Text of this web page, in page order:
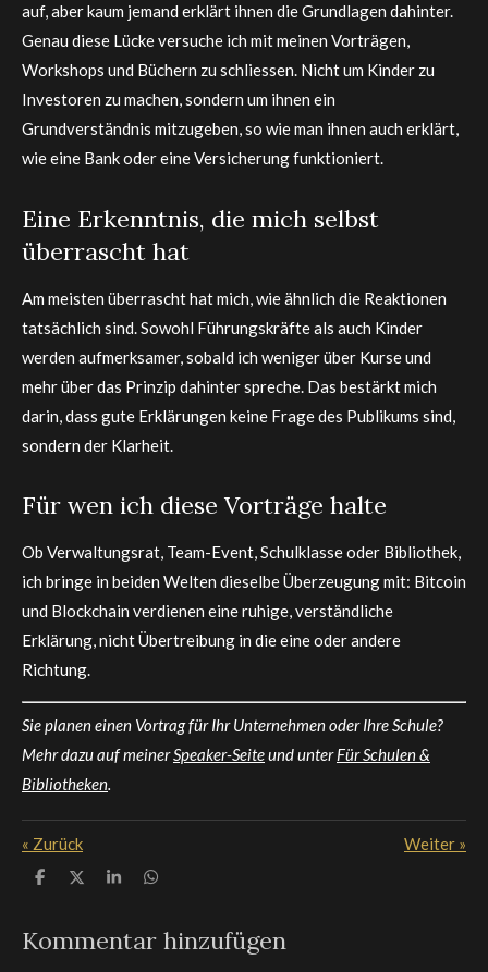
auf, aber kaum jemand erklärt ihnen die Grundlagen dahinter.
Genau diese Lücke versuche ich mit meinen Vorträgen,
Workshops und Büchern zu schliessen. Nicht um Kinder zu
Investoren zu machen, sondern um ihnen ein
Grundverständnis mitzugeben, so wie man ihnen auch erklärt,
wie eine Bank oder eine Versicherung funktioniert.
Eine Erkenntnis, die mich selbst
überrascht hat
Am meisten überrascht hat mich, wie ähnlich die Reaktionen
tatsächlich sind. Sowohl Führungskräfte als auch Kinder
werden aufmerksamer, sobald ich weniger über Kurse und
mehr über das Prinzip dahinter spreche. Das bestärkt mich
darin, dass gute Erklärungen keine Frage des Publikums sind,
sondern der Klarheit.
Für wen ich diese Vorträge halte
Ob Verwaltungsrat, Team-Event, Schulklasse oder Bibliothek,
ich bringe in beiden Welten dieselbe Überzeugung mit: Bitcoin
und Blockchain verdienen eine ruhige, verständliche
Erklärung, nicht Übertreibung in die eine oder andere
Richtung.
Sie planen einen Vortrag für Ihr Unternehmen oder Ihre Schule?
Mehr dazu auf meinerSpeaker-Seiteund unterFür Schulen &
Bibliotheken.
« Zurück Weiter »
T
e
T
e
T
e
T
e
Kommentar hinzufügen